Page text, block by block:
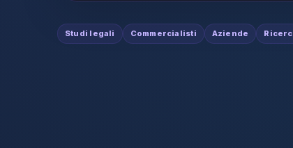
Studi legali Commercialisti Aziende